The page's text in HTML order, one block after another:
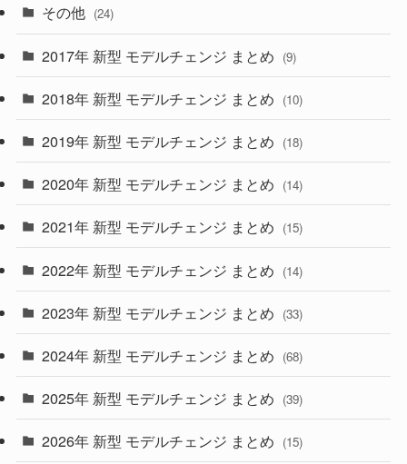
(4)
(30)
(27)
(33)
(10)
(35)
(10)
(9)
(22)
(4)
(9)
(4)
その他 (24)
2017年 新型 モデルチェンジ まとめ (9)
2018年 新型 モデルチェンジ まとめ (10)
2019年 新型 モデルチェンジ まとめ (18)
2020年 新型 モデルチェンジ まとめ (14)
2021年 新型 モデルチェンジ まとめ (15)
2022年 新型 モデルチェンジ まとめ (14)
2023年 新型 モデルチェンジ まとめ (33)
2024年 新型 モデルチェンジ まとめ (68)
2025年 新型 モデルチェンジ まとめ (39)
2026年 新型 モデルチェンジ まとめ (15)